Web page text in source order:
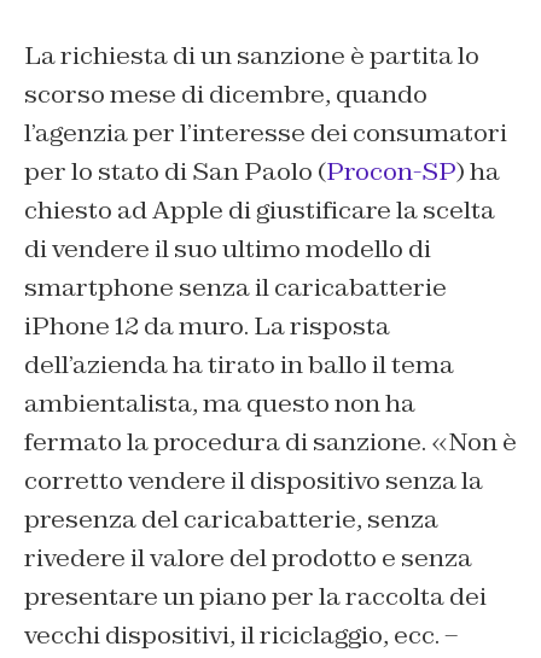
La richiesta di un sanzione è partita lo
scorso mese di dicembre, quando
l’agenzia per l’interesse dei consumatori
per lo stato di San Paolo (Procon-SP) ha
chiesto ad Apple di giustificare la scelta
di vendere il suo ultimo modello di
smartphone senza il caricabatterie
iPhone 12 da muro. La risposta
dell’azienda ha tirato in ballo il tema
ambientalista, ma questo non ha
fermato la procedura di sanzione. «Non è
corretto vendere il dispositivo senza la
presenza del caricabatterie, senza
rivedere il valore del prodotto e senza
presentare un piano per la raccolta dei
vecchi dispositivi, il riciclaggio, ecc. –